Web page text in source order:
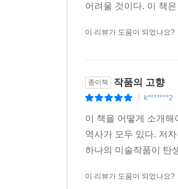
어려울 것이다. 이 책
이 리뷰가 도움이 되었나요?
종이책 작품의 고향
k*******2
이 책을 어떻게 소개
역사가 모두 있다. 저
하나의 미술작품이 탄
이 리뷰가 도움이 되었나요?